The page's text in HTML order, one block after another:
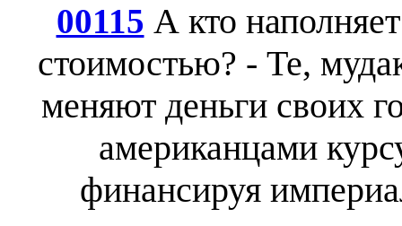
00115 А кто
стоимостью? - Те,
меняют деньги своих
американцами
финансируя